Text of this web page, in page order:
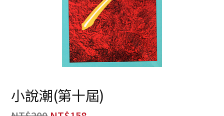
小說潮(第十屆)